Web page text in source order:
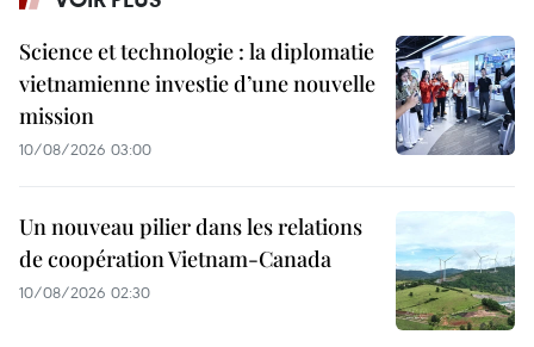
Science et technologie : la diplomatie
vietnamienne investie d’une nouvelle
mission
10/08/2026 03:00
Un nouveau pilier dans les relations
de coopération Vietnam-Canada
10/08/2026 02:30